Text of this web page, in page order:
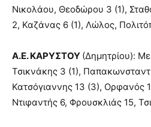
Νικολάου, Θεοδώρου 3 (1),
2, Καζάνας 6 (1), Λώλος,
Α.Ε. ΚΑΡΥΣΤΟΥ (Δημητρίου):
Τσικνάκης 3 (1),
Κατσόγιαννης 13 (3), Ορφανός
Ντιφαντής 6, Φρουσκλιάς 15,